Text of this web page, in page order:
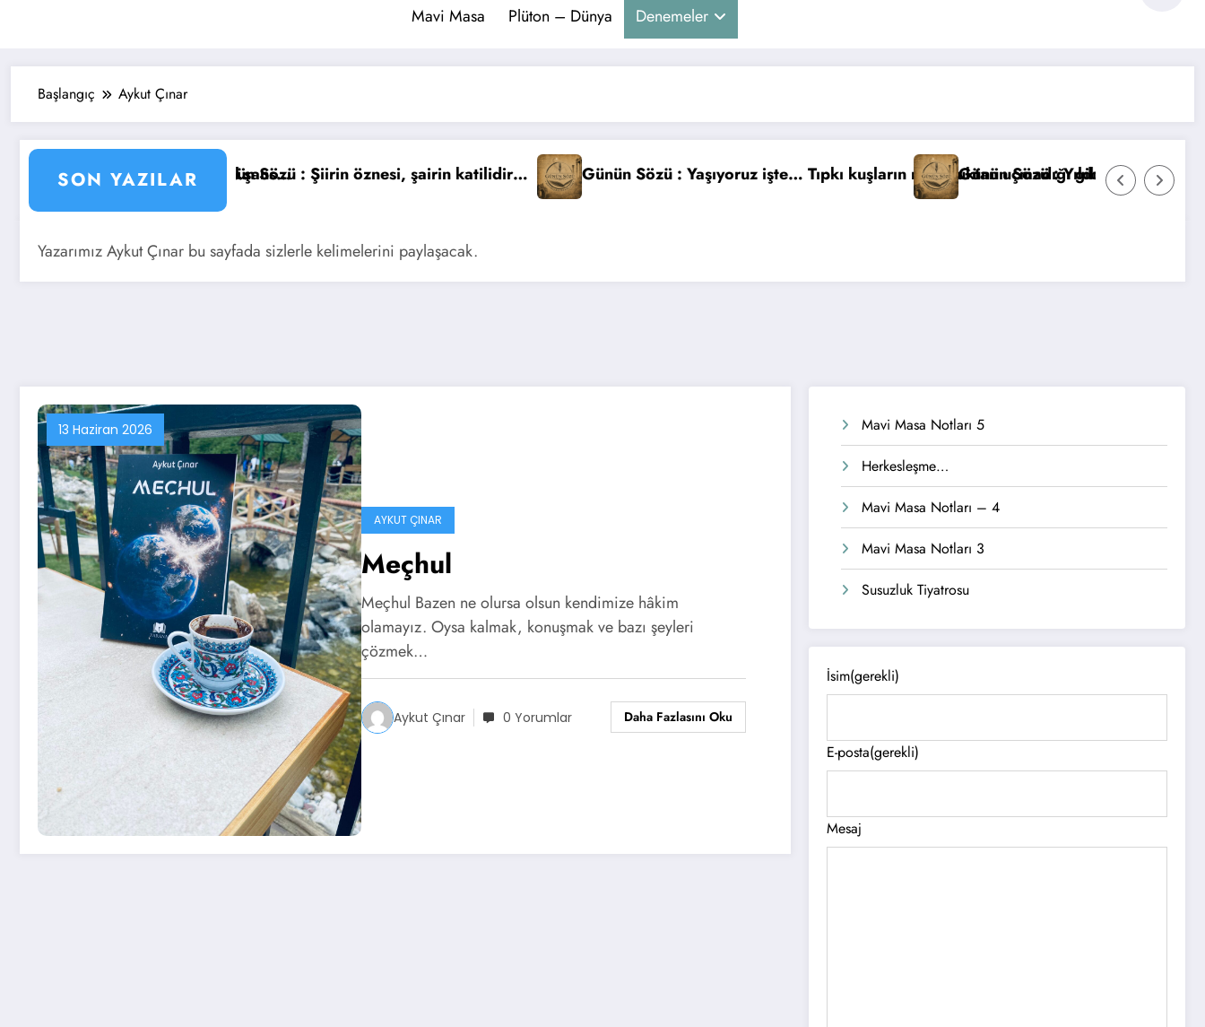
Mavi Masa Plüton – Dünya Denemeler
Başlangıç Aykut Çınar
SON YAZILAR
Herkese bol şans…
bırakıyorsa…Günün Sözü : Şiirin öznesi, şairin katilidir… Günün Sözü : Yaşıyoruz işte… Tıpkı kuşların mutluluktan uçmadığı gibi…Günün Sözü : Yıldızlar intihar etti, siz dilek
Yazarımız Aykut Çınar bu sayfada sizlerle kelimelerini paylaşacak.
13 Haziran 2026
AYKUT ÇINAR
Meçhul
Meçhul Bazen ne olursa olsun kendimize hâkim
olamayız. Oysa kalmak, konuşmak ve bazı şeyleri
çözmek…
Aykut Çınar 0 Yorumlar Daha Fazlasını Oku
Mavi Masa Notları 5
Herkesleşme…
Mavi Masa Notları – 4
Mavi Masa Notları 3
Susuzluk Tiyatrosu
İsim(gerekli)
E-posta(gerekli)
Mesaj